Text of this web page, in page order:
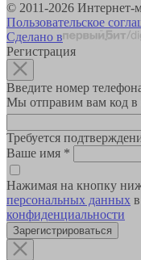
© 2011-2026
Пользовательское
Сделано в
Регистрация
Введите номер
Мы отправим вам код в
Требуется
Ваше имя *
Нажимая на кнопку
персональных данных
конфиденциальности
Зарегистрироваться